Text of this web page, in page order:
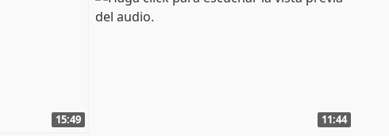
15:49 11:44